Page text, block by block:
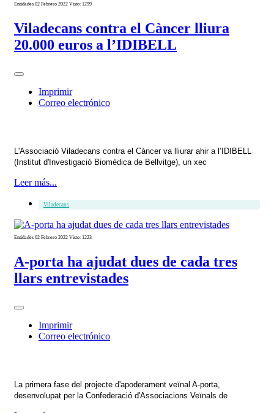
Entidades 02 Febrero 2022 Visto: 1299
Viladecans contra el Càncer lliura
20.000 euros a l’IDIBELL
Imprimir
Correo electrónico
L'Associació Viladecans contra el Càncer va lliurar ahir a l’IDIBELL
(Institut d'Investigació Biomèdica de Bellvitge), un xec
Leer más...
Viladecans
Entidades 02 Febrero 2022 Visto: 1223
A-porta ha ajudat dues de cada tres
llars entrevistades
Imprimir
Correo electrónico
La primera fase del projecte d'apoderament veïnal A-porta,
desenvolupat per la Confederació d'Associacions Veïnals de